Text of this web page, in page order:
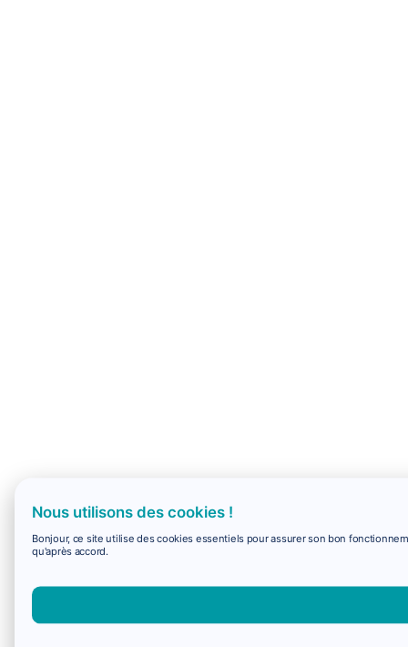
Nous utilisons des cookies !
Bonjour, ce site utilise des cookies essentiels pour assurer son bon
qu'après accord.